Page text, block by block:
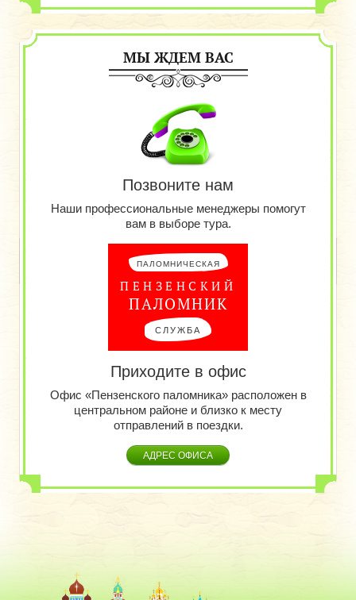
МЫ ЖДЕМ ВАС
Позвоните нам
Наши профессиональные менеджеры помогут
вам в выборе тура.
ПАЛОМНИЧЕСКАЯ
ПЕНЗЕНСКИЙ
ПАЛОМНИК
СЛУЖБА
Приходите в офис
Офис «Пензенского паломника» расположен в
центральном районе и близко к месту
отправлений в поездки.
АДРЕС ОФИСА